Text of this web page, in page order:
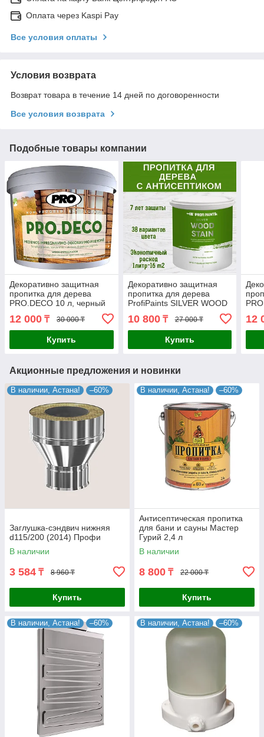
Оплата через Kaspi Pay
Все условия оплаты
Условия возврата
Возврат товара в течение 14 дней по договоренности
Все условия возврата
Подобные товары компании
Декоративно защитная
пропитка для дерева
PRO.DECO 10 л, черный
12 000 ₸ 30 000 ₸
Купить
Декоративно защитная
пропитка для дерева
ProfiPaints SILVER WOOD
STAIN 9л, Белый
10 800₸ 27 000 ₸
Купить
12
Акционные предложения и новинки
В наличии, Астана! –60%
Заглушка-сэндвич нижняя
d115/200 (2014) Профи
В наличии
3 584 ₸ 8 960 ₸
Купить
В наличии, Астана! –60%
Антисептическая пропитка
для бани и сауны Мастер
Гурий 2,4 л
В наличии
8 800 ₸ 22 000 ₸
Купить
В наличии, Астана! –60% В наличии, Астана! –60%